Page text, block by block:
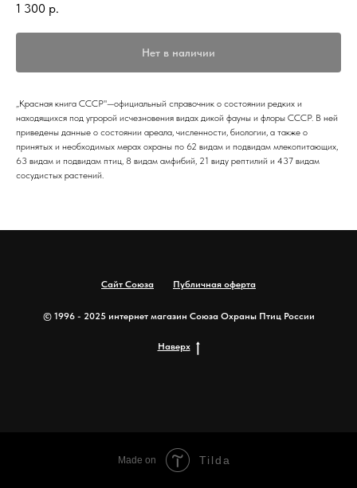
1 300 р.
Нет в наличии
„Красная книга СССР"—официальный справочник о состоянии редких и
находящихся под угроpой исчезновения видах дикой фауны и флоры СССР. В ней
приведены данные о состоянии ареала, численности, биологии, а также о
принятых и необходимых мерах охраны по 62 видам и подвидам млекопитающих,
63 видам и подвидам птиц, 8 видам амфибий, 21 виду рептилий и 437 видам
сосудистых растений.
Сайт Союза Публичная оферта
© 1996 - 2025 интернет магазин Союза Охраны Птиц России
Наверх
Made on Tilda